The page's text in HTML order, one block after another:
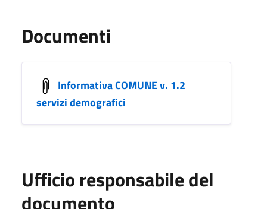
Documenti
Informativa COMUNE v. 1.2
servizi demografici
Ufficio responsabile del
documento